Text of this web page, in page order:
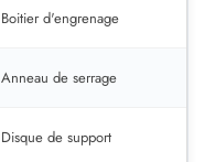
Boitier d'engrenage
Anneau de serrage
Disque de support